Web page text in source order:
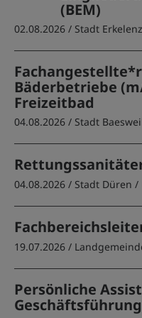
(BEM)
02.08.2026 / Stadt Erkelenz
Bäderbetriebe
Freizeitbad
04.08.2026 / Stadt
04.08.2026 / Stadt Düren /
19.07.2026 /
Persönliche